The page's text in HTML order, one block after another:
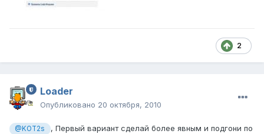
2
Loader
Опубликовано 20 октября, 2010
@KOT2s
, Первый вариант сделай более явным и подгони по